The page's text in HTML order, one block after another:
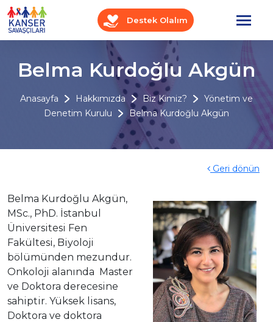
Destek Olalım
Belma Kurdoğlu Akgün
Anasayfa Hakkımızda Biz Kimiz?
Yönetim ve
Denetim Kurulu
Belma Kurdoğlu Akgün
Geri dönün
Belma Kurdoğlu Akgün,
MSc., PhD. İstanbul
Üniversitesi Fen
Fakültesi, Biyoloji
bölümünden mezundur.
Onkoloji alanında Master
ve Doktora derecesine
sahiptir. Yüksek lisans,
Doktora ve doktora